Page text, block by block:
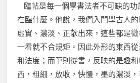
臨帖是每一個學書法者不可缺的
在臨什麼。他說，我們入門學古人
虛實、濃淡、正欹出來，這些都是
一看就不合規矩。因此外形的東西
和法度；而筆則從書，反映的是趣
西，粗細，放收，快慢，墨的濃淡